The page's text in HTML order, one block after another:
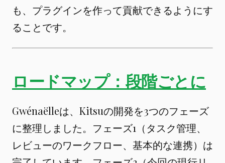
も、プラグインを作って貢献できるようにす
ることです。
ロードマップ：段階ごとに
Gwénaëlleは、Kitsuの開発を3つのフェーズ
に整理しました。フェーズ1（タスク管理、
レビューのワークフロー、基本的な連携）は